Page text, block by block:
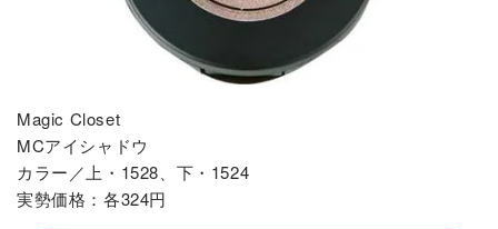
Magic Closet
MCアイシャドウ
カラー／上・1528、下・1524
実勢価格：各324円